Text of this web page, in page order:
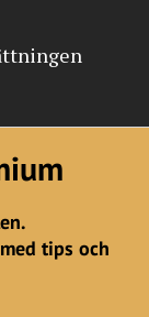
tips och